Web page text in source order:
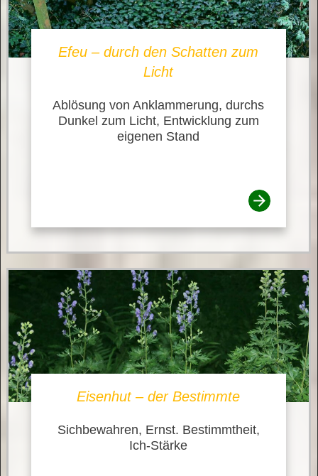
Efeu – durch den Schatten zum
Licht
Ablösung von Anklammerung, durchs
Dunkel zum Licht, Entwicklung zum
eigenen Stand
Eisenhut – der Bestimmte
Sichbewahren, Ernst. Bestimmtheit,
Ich-Stärke